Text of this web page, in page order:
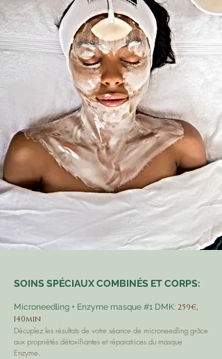
SOINS SPÉCIAUX COMBINÉS ET CORPS:
Microneedling + Enzyme masque #1 DMK: 259€,
140min
Décuplez les résultats de votre séance de microneedling grâce
aux propriétés détoxifiantes et réparatrices du masque
Enzyme.